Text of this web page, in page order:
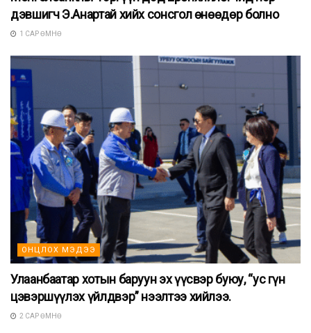
дэвшигч Э.Анартай хийх сонсгол өнөөдөр болно
1 САР ӨМНӨ
ОНЦЛОХ МЭДЭЭ
Улаанбаатар хотын баруун эх үүсвэр буюу, “ус гүн
цэвэршүүлэх үйлдвэр” нээлтээ хийлээ.
2 САР ӨМНӨ